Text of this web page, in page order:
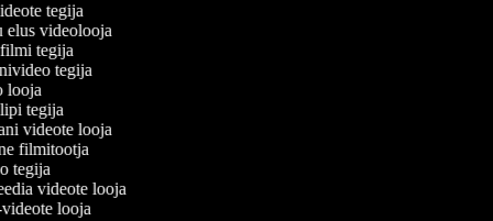
tegija
elus videolooja
filmi tegija
tegija
looja
tegija
videote looja
filmitootja
tegija
videote looja
videote looja